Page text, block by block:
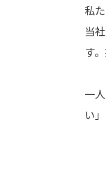
私
当
す
一
い